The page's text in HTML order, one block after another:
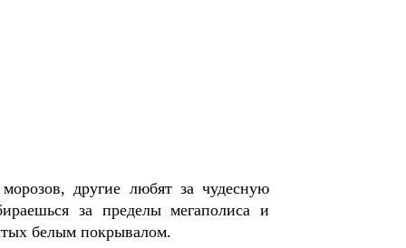
другие любят за чудесную
за пределы мегаполиса и
белым покрывалом.